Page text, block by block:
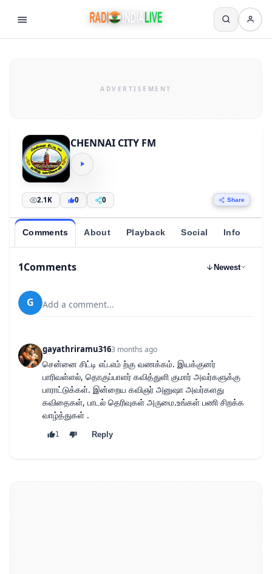
CHENNAI CITY FM
2.1K 0 0 Share
Comments About Playback Social Info
1Comments Newest
G Add a comment...
gayathriramu3163 months ago
சென்னை சிட்டி எப்.எம் ற்கு வணக்கம். இயக்குனர்
பாரிவள்ளல், தொகுப்பாளர் கவித்துளி குமார் அவர்களுக்கு
பாராட்டுக்கள். இன்றைய கவிஞர் அனுஷா அவர்களது
கவிதைகள், பாடல் தெரிவுகள் அருமை.உங்கள் பணி சிறக்க
வாழ்த்துகள் .
1 Reply